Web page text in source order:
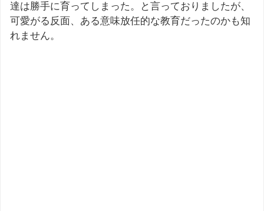
達は勝手に育ってしまった。と言っておりましたが、
可愛がる反面、ある意味放任的な教育だったのかも知
れません。